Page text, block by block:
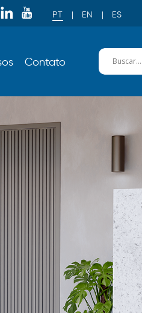
PT | EN | ES
Contato